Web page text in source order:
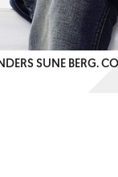
SUNE BERG.